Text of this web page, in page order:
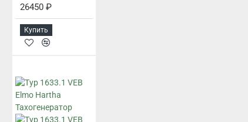
26450 ₽
Купить